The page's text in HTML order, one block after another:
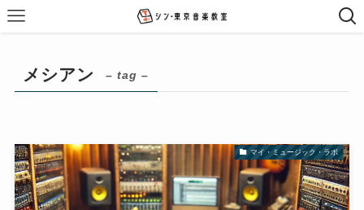
メシアン – tag –
マイ・ミュージック・ラボ